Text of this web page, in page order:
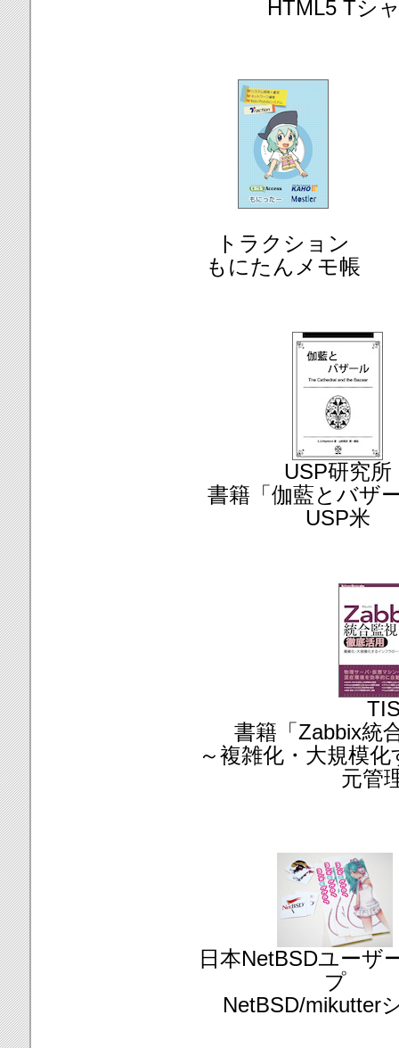
HTML5 Tシ
トラクション
もにたんメモ帳
USP研究所
書籍「伽藍とバザ
USP米
書籍「Zabbix統
～複雑化・大規模
元管
日本NetBSDユーザ
プ
NetBSD/mikutter